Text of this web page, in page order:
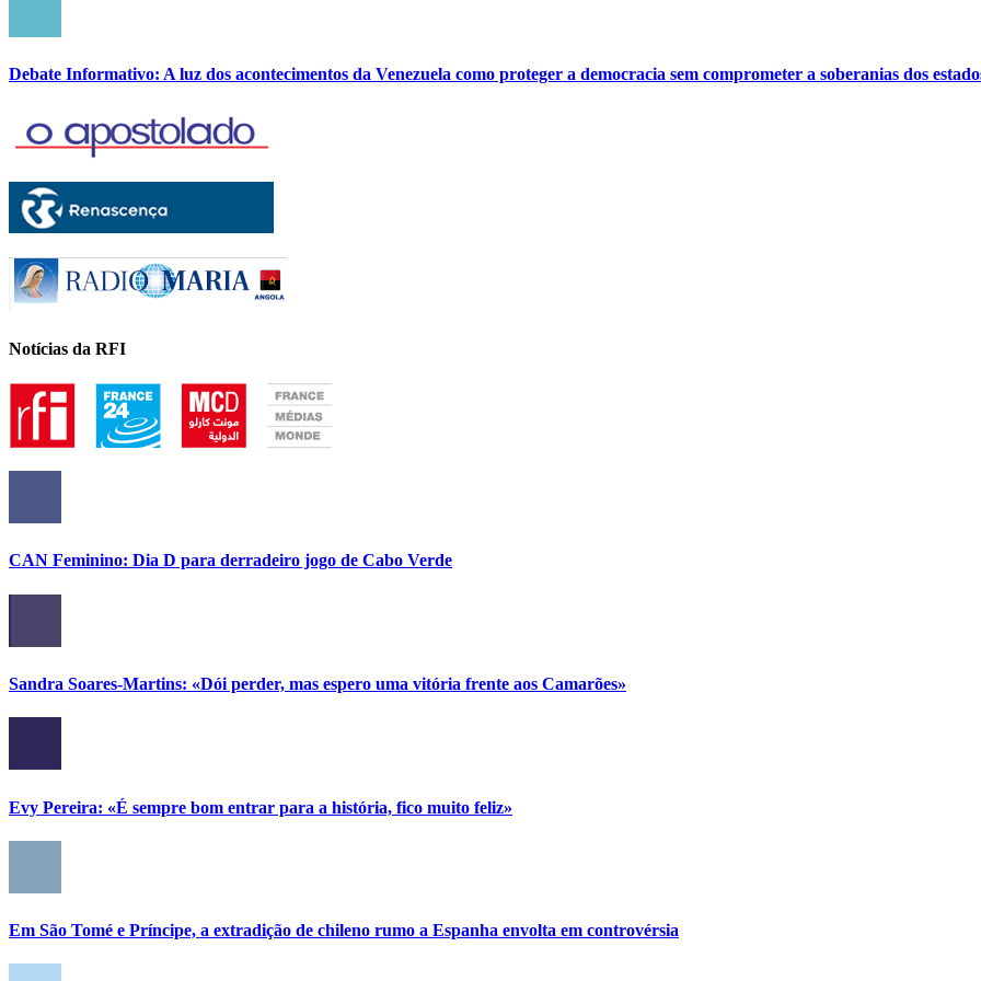
Debate Informativo: A luz dos acontecimentos da Venezuela como proteger a democracia sem comprometer a soberanias dos
Notícias da RFI
CAN Feminino: Dia D para derradeiro jogo de Cabo Verde
Sandra Soares-Martins: «Dói perder, mas espero uma vitória frente aos Camarões»
Evy Pereira: «É sempre bom entrar para a história, fico muito feliz»
Em São Tomé e Príncipe, a extradição de chileno rumo a Espanha envolta em controvérsia